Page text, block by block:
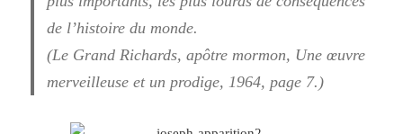
de l’histoire du monde.
(Le Grand Richards, apôtre mormon, Une œuvre
merveilleuse et un prodige, 1964, page 7.)